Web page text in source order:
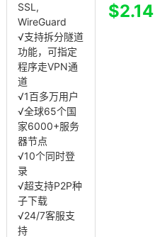
SSL,
WireGuard
√支持拆分隧道
功能，可指定
程序走VPN通
道
√1百多万用户
√全球65个国
家6000+服务
器节点
√10个同时登
录
√超支持P2P种
子下载
√24/7客服支
持
$2.14